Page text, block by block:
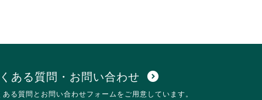
ある質問・お問い合わせ expand_circle_down
ある質問とお問い合わせフォームをご用意しています。